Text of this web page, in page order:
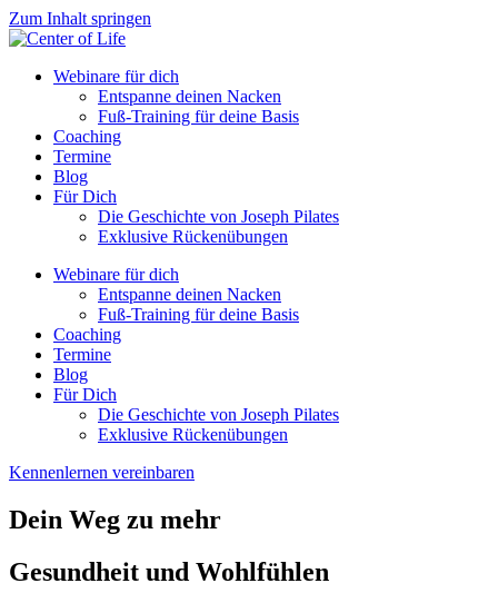
Zum Inhalt springen
Webinare für dich
Entspanne deinen Nacken
Fuß-Training für deine Basis
Coaching
Termine
Blog
Für Dich
Die Geschichte von Joseph Pilates
Exklusive Rückenübungen
Webinare für dich
Entspanne deinen Nacken
Fuß-Training für deine Basis
Coaching
Termine
Blog
Für Dich
Die Geschichte von Joseph Pilates
Exklusive Rückenübungen
Kennenlernen vereinbaren
Dein Weg zu mehr
Gesundheit und Wohlfühlen